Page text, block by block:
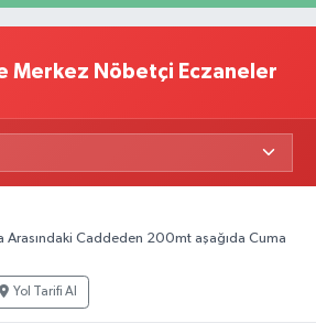
Merkez Nöbetçi Eczaneler
Arasındaki Caddeden 200mt aşağıda Cuma
Yol Tarifi Al